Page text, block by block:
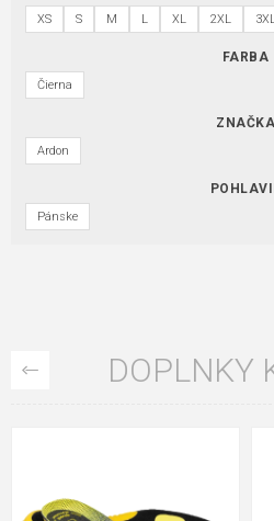
XS S M L XL 2XL
FARBA
Čierna
ZNAČKA
Ardon
Pánske
DOPLNKY